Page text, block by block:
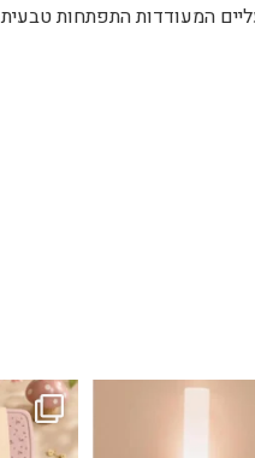
בייצור נעליים המעודדות התפתחות טבעית
לילה מרגיעה, וגם